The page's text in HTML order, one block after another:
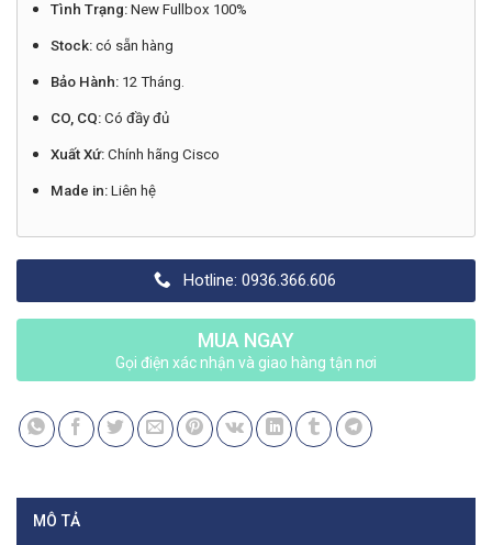
Tình Trạng:New Fullbox 100%
Stock:có sẵn hàng
Bảo Hành: 12 Tháng.
CO, CQ: Có đầy đủ
Xuất Xứ:Chính hãng Cisco
Made in:Liên hệ
Hotline: 0936.366.606
MUA NGAY
Gọi điện xác nhận và giao hàng tận nơi
MÔ TẢ